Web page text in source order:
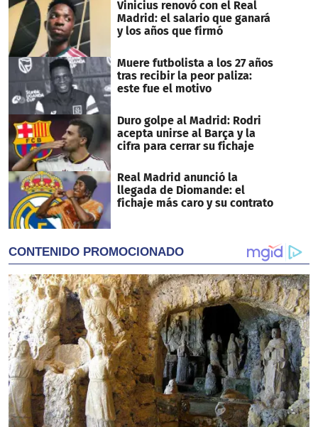
Vinicius renovó con el Real
Madrid: el salario que ganará
y los años que firmó
Muere futbolista a los 27 años
tras recibir la peor paliza:
este fue el motivo
Duro golpe al Madrid: Rodri
acepta unirse al Barça y la
cifra para cerrar su fichaje
Real Madrid anunció la
llegada de Diomande: el
fichaje más caro y su contrato